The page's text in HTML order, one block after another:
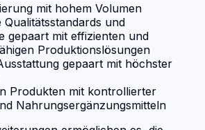
mit hohem Volumen
und
gepaart mit effizienten und
Produktionslösungen
gepaart mit höchster
Produkten mit kontrollierter
Nahrungsergänzungsmitteln